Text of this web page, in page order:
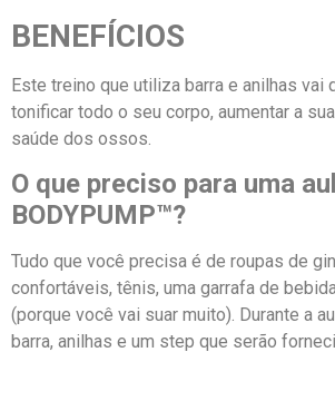
BENEFÍCIOS
Este treino que utiliza barra e anilhas vai
tonificar todo o seu corpo, aumentar a
saúde dos ossos.
O que preciso para uma
BODYPUMP™?
Tudo que você precisa é de roupas de
confortáveis, tênis, uma garrafa de
(porque você vai suar muito). Durante a
barra, anilhas e um step que serão